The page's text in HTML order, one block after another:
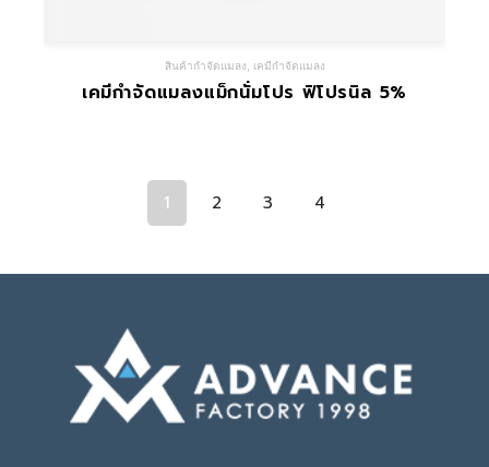
สินค้ากำจัดแมลง เคมีกำจัดแมลง
เคมีกำจัดแมลงแม็กนั่มโปร ฟิโปรนิล 5%
1 2 3 4